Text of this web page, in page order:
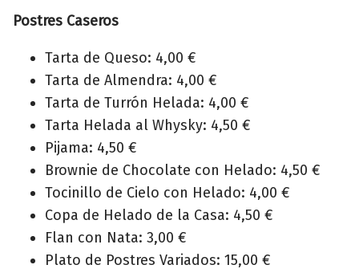
Postres Caseros
Tarta de Queso: 4,00 €
Tarta de Almendra: 4,00 €
Tarta de Turrón Helada: 4,00 €
Tarta Helada al Whysky: 4,50 €
Pijama: 4,50 €
Brownie de Chocolate con Helado: 4,50 €
Tocinillo de Cielo con Helado: 4,00 €
Copa de Helado de la Casa: 4,50 €
Flan con Nata: 3,00 €
Plato de Postres Variados: 15,00 €